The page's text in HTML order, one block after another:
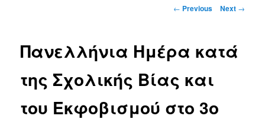
Post
← Previous Next →
Πανελλήνια Ημέρα κατά
της Σχολικής Βίας και
του Εκφοβισμού στο 3ο